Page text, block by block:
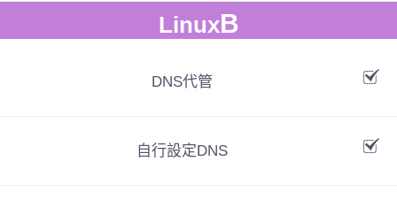
LinuxB
DNS代管
自行設定DNS